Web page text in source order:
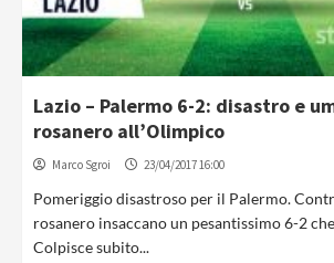
Lazio – Palermo 6-2: disastro e
rosanero all’Olimpico
Marco Sgroi 23/04/2017 16:00
Pomeriggio disastroso per il Palermo.
rosanero insaccano un pesantissimo 6-2
Colpisce subito...